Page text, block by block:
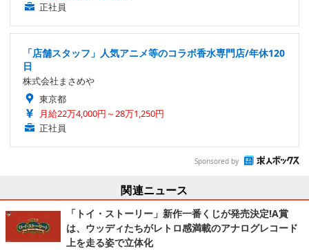
正社員
「店舗スタッフ」人気アニメ等のコラボ香水専門店/年休120
日
株式会社まさめや
東京都
月給22万4,000円～28万1,250円
正社員
Sponsored by
関連ニュース
「トイ・ストーリー」新作一番くじが発売決定!A賞
は、ウッディたちがレトロ感満載のアナログレコード
上を走る姿で立体化